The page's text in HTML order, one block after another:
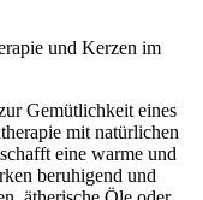
Gemütlichkeit eines
mit natürlichen
eine warme und
beruhigend und